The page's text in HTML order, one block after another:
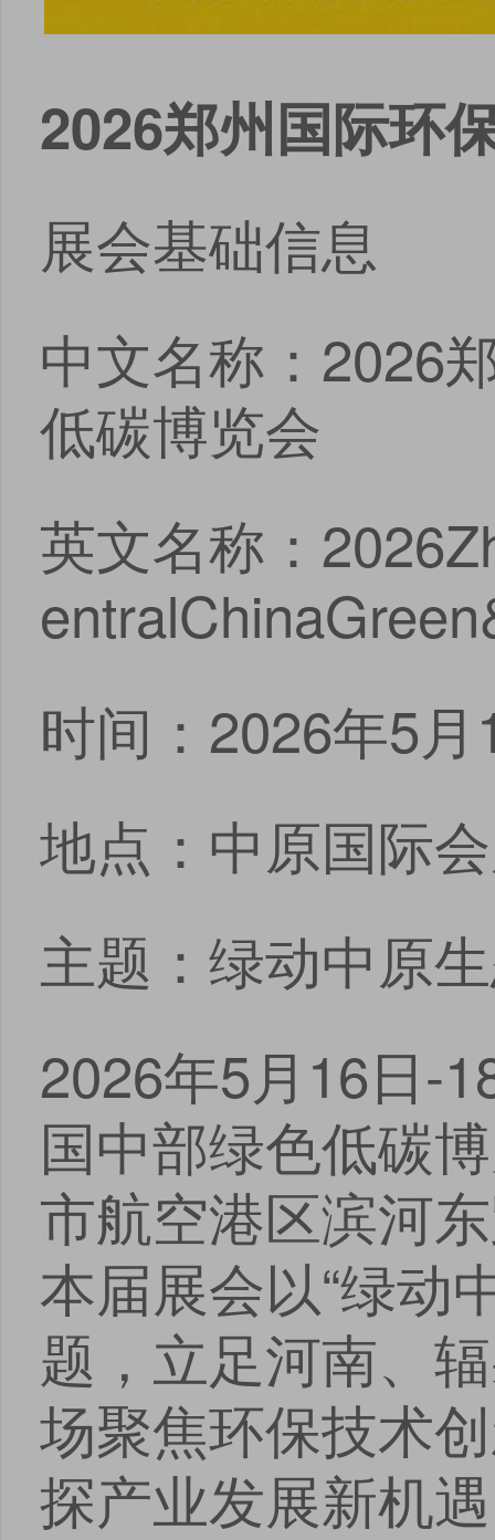
2026郑州国际环
展会基础信息
中文名称：2026
低碳博览会
英文名称：
时间：2026年5
地点：中原国际
主题：绿动中原
2026年5月16日-
国中部绿色低碳
市航空港区滨河
本届展会以“绿动
题，立足河南、
场聚焦环保技术
探产业发展新机
点击
安卓版下载
点击
iOS版下载